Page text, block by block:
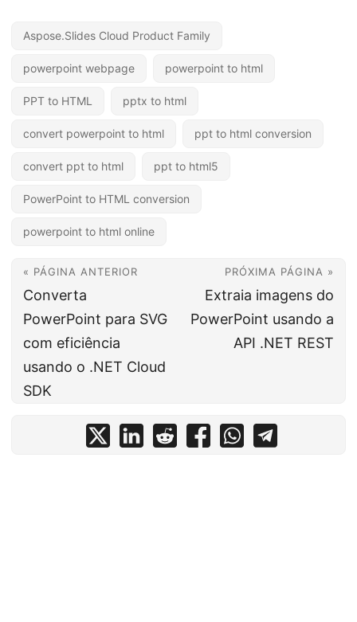
Aspose.Slides Cloud Product Family
powerpoint webpage powerpoint to html
PPT to HTML pptx to html
convert powerpoint to html ppt to html conversion
convert ppt to html ppt to html5
PowerPoint to HTML conversion
powerpoint to html online
« PÁGINA ANTERIOR
Converta
PowerPoint para SVG
com eficiência
usando o .NET Cloud
SDK
PRÓXIMA PÁGINA »
Extraia imagens do
PowerPoint usando a
API .NET REST